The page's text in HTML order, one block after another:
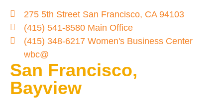
275 5th Street San Francisco, CA 94103
(415) 541-8580 Main Office
(415) 348-6217 Women's Business Center
wbc@
San Francisco,
Bayview